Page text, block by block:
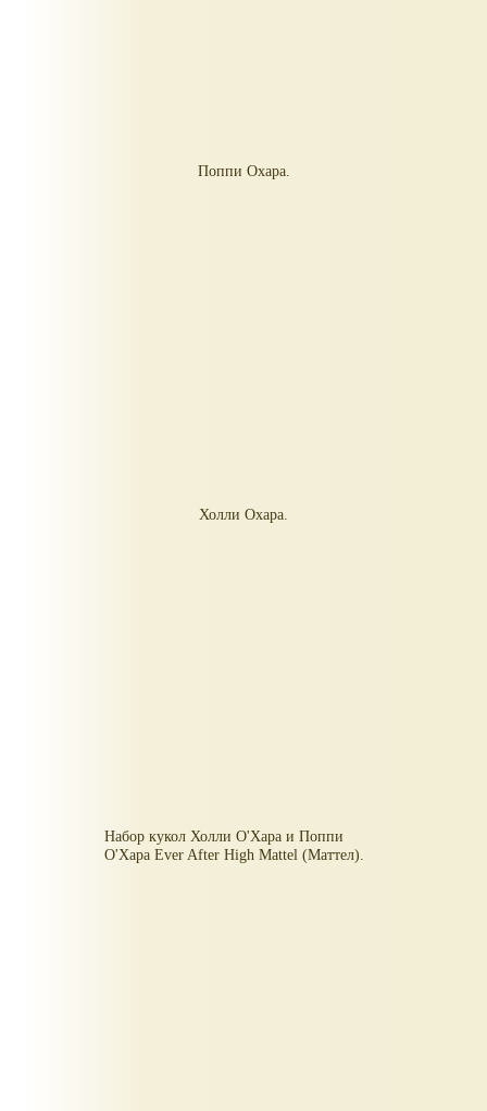
Поппи Охара.
Холли Охара.
Набор кукол Холли О'Хара и Поппи
О'Хара Ever After High Mattel (Маттел).